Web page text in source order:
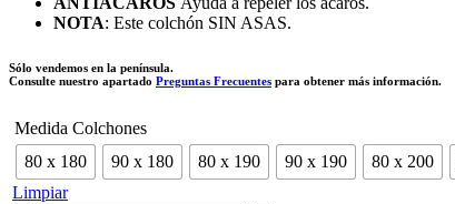
NOTA: Este colchón SIN ASAS.
Sólo vendemos en la península.
Consulte nuestro apartado Preguntas Frecuentes para obtener más información.
Medida Colchones
80 x 180
90 x 180 80 x 190 90 x 190 80 x 200
Limpiar